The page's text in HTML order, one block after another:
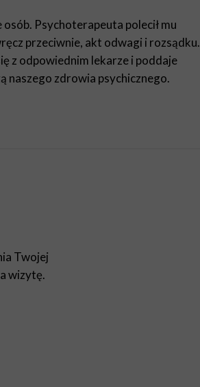
Psychoterapeuta polecił mu
przeciwnie, akt odwagi i rozsądku.
z odpowiednim lekarze i poddaje
naszego zdrowia psychicznego.
Twojej
wizytę.